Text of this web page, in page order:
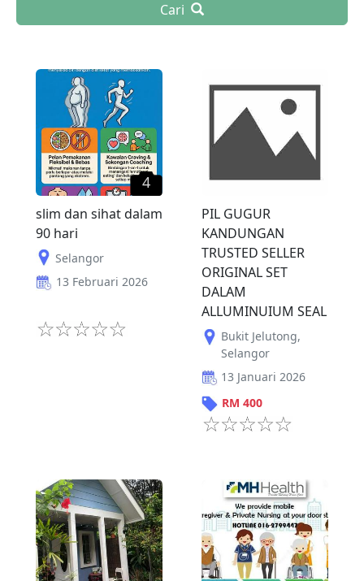
Cari
4
slim dan sihat dalam
90 hari
Selangor
13 Februari 2026
PIL GUGUR
KANDUNGAN
TRUSTED SELLER
ORIGINAL SET
DALAM
ALLUMINUIUM SEAL
Bukit Jelutong,
Selangor
13 Januari 2026
RM 400